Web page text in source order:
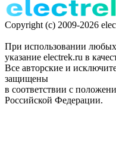
Copyright (c) 2009-2026
При использовании любых
указание electrek.ru в
Все авторские и
защищены
в соответствии с
Российской Федерации.